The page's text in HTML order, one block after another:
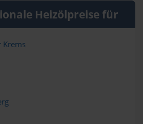
Heizölpreise für
Krems